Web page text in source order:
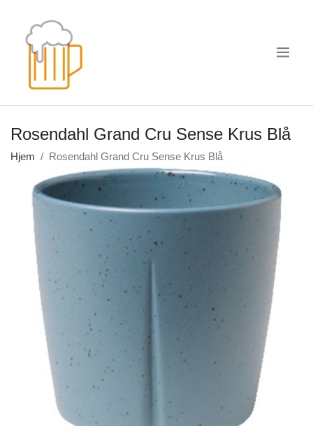
Rosendahl Grand Cru Sense Krus Blå
Hjem Rosendahl Grand Cru Sense Krus Blå